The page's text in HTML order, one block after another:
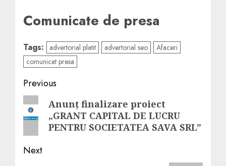
Comunicate de presa
Tags: advertorial platit advertorial seo
Afaceri
comunicat presa
Post
navigation
Previous
Previous
post:
Anunț finalizare proiect
„GRANT CAPITAL DE LUCRU
PENTRU SOCIETATEA SAVA SRL”
Next